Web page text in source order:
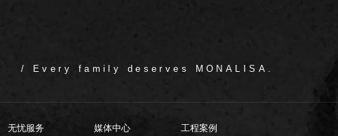
/ Every family deserves MONALISA.
无忧服务 媒体中心 工程案例